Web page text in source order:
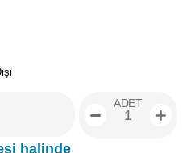
halinde
ADET